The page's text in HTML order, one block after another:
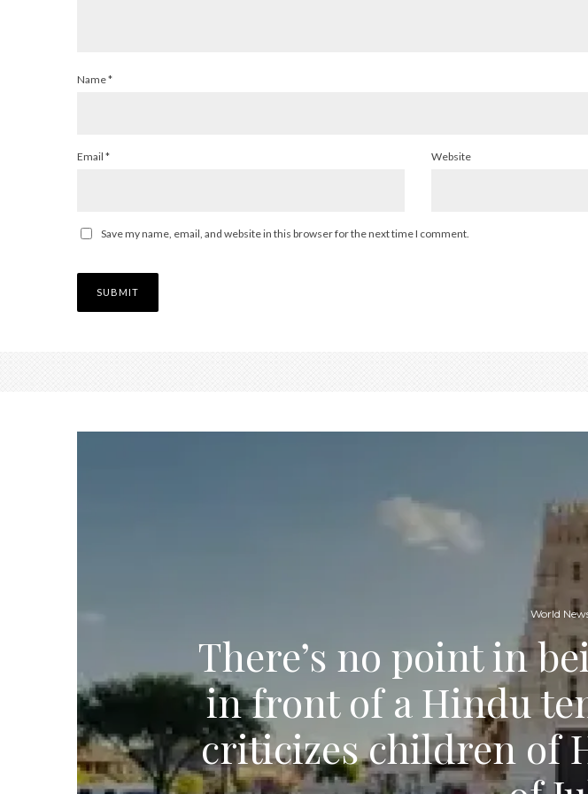
Name*
Email * Website
Save my name, email, and website in this browser for the next time I comment.
World
There’s no point in
in front of a Hindu
criticizes children of